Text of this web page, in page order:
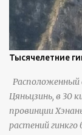
Тысячелетние
Расположенный
Цяньцзинь, в 30
провинции
растений